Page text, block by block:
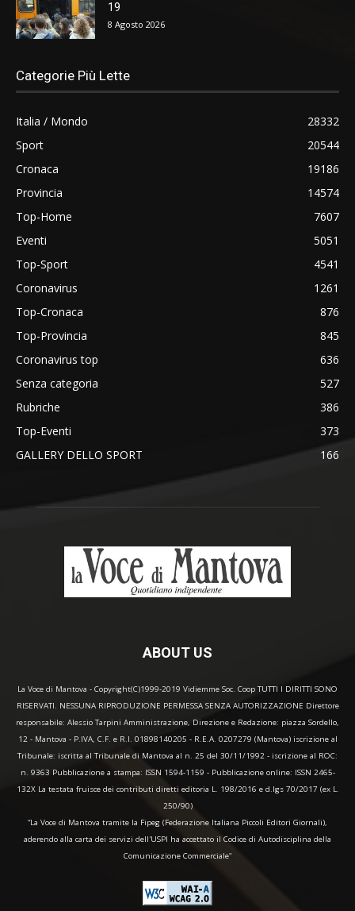
19
8 Agosto 2026
Categorie Più Lette
Italia / Mondo
28332
Sport
20544
Cronaca
19186
Provincia
14574
Top-Home
7607
Eventi
5051
Top-Sport
4541
Coronavirus
1261
Top-Cronaca
876
Top-Provincia
845
Coronavirus top
636
Senza categoria
527
Rubriche
386
Top-Eventi
373
GALLERY DELLO SPORT
166
ABOUT US
La Voce di Mantova - Copyright(C)1999-2019 Vidiemme Soc. Coop TUTTI I DIRITTI SONO
RISERVATI. NESSUNA RIPRODUZIONE PERMESSA SENZA AUTORIZZAZIONE Direttore
responsabile: Alessio Tarpini Amministrazione, Direzione e Redazione: piazza Sordello,
12 - Mantova - P.IVA, C.F. e R.I. 01898140205 - R.E.A. 0207279 (Mantova) iscrizione al
Tribunale: iscritta al Tribunale di Mantova al n. 25 del 30/11/1992 - iscrizione al ROC:
n. 9363 Pubblicazione a stampa: ISSN 1594-1159 - Pubblicazione online: ISSN 2465-
132X La testata fruisce dei contributi diretti editoria L. 198/2016 e d.lgs 70/2017 (ex L.
250/90)
“La Voce di Mantova tramite la Fipeg (Federazione Italiana Piccoli Editori Giornali),
aderendo alla carta dei servizi dell'USPI ha accettato il Codice di Autodisciplina della
Comunicazione Commerciale"